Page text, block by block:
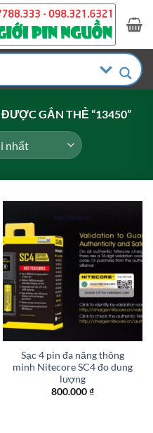
GẮN THẺ “13450”
Sạc 4 pin đa năng thông
minh Nitecore SC4 đo dung
lượng
800.000₫